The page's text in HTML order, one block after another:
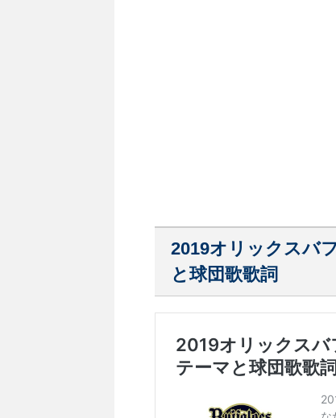
2019オリックスバ
と球団歌歌詞